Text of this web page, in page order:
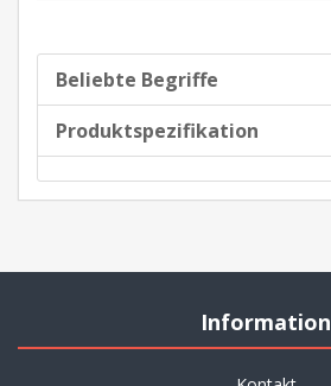
Beliebte Begriffe
Produktspezifikation
Information